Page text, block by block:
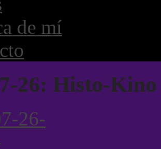
de mí
26: Histo-